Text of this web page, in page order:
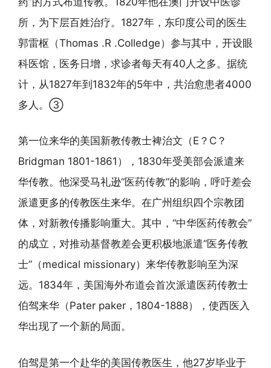
所，为下层百姓治疗。1827年，东印度公司的医生
郭雷枢（Thomas .R .Colledge）参与其中，开设眼
科医馆，医务日增，求诊者每天有40人之多。据统
计，从1827年到1832年的5年中，共治愈患者4000
多人。③
第一位来华的美国新教传教士裨治文（E？C？
Bridgman 1801-1861），1830年受美部会派遣来
华传教。他深受马礼逊“医药传教”的影响，呼吁差会
派遣更多的传教医生来华。在广州组织四个宗教团
体，对新教传播影响重大。其中，“中华医药传教会”
的成立，对推动基督教差会更积极地派遣“医务传教
士”（medical missionary）来华传教影响至为深
远。1834年，美国海外布道会首次派遣医药传教士
伯驾来华（Pater paker，1804-1888），使西医入
华出现了一个新的局面。
伯驾是第一个赴华的美国传教医生，他27岁毕业于